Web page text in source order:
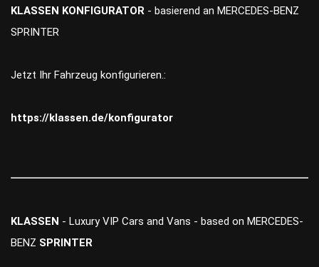
KLASSEN KONFIGURATOR - basierend an MERCEDES-BENZ
SPRINTER
Jetzt Ihr Fahrzeug konfigurieren.:
https://klassen.de/konfigurator
KLASSEN - Luxury VIP Cars and Vans - based on MERCEDES-
BENZ SPRINTER